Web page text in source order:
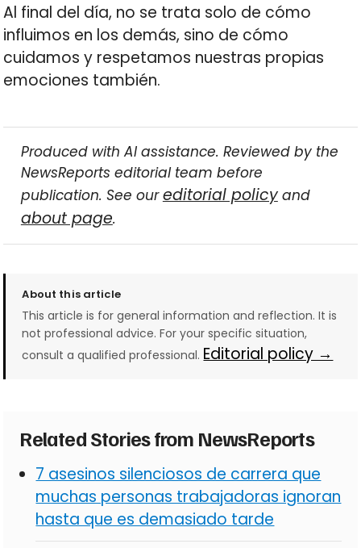
Al final del día, no se trata solo de cómo
influimos en los demás, sino de cómo
cuidamos y respetamos nuestras propias
emociones también.
Produced with AI assistance. Reviewed by the
NewsReports editorial team before
publication. See oureditorial policyand
about page.
About this article
This article is for general information and reflection. It is
not professional advice. For your specific situation,
consult a qualified professional. Editorial policy →
Related Stories from NewsReports
7 asesinos silenciosos de carrera que
muchas personas trabajadoras ignoran
hasta que es demasiado tarde